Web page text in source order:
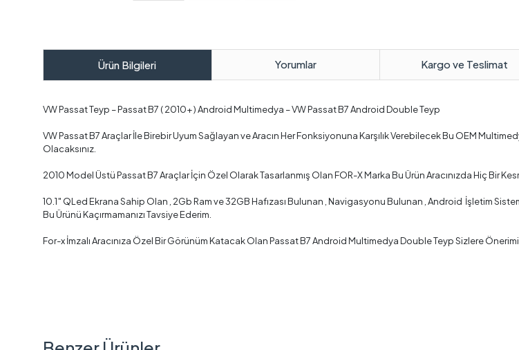
Ürün Bilgileri Yorumlar Kargo ve Teslimat
VW Passat Teyp – Passat B7 ( 2010+ ) Android Multimedya – VW Passat B7 Android Double Teyp
VW Passat B7 Araçlar İle Birebir Uyum Sağlayan ve Aracın Her Fonksiyonuna Karşılık Verebilecek Bu OEM
Olacaksınız.
2010 Model Üstü Passat B7 Araçlar İçin Özel Olarak Tasarlanmış Olan FOR-X Marka Bu Ürün Aracınızda Hiç Bir
10.1″ QLed Ekrana Sahip Olan , 2Gb Ram ve 32GB Hafızası Bulunan , Navigasyonu Bulunan , Android İşletim
Bu Ürünü Kaçırmamanızı Tavsiye Ederim.
For-x İmzalı Aracınıza Özel Bir Görünüm Katacak Olan Passat B7 Android Multimedya Double Teyp Sizlere